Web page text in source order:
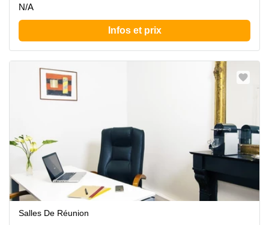
N/A
Infos et prix
Salles De Réunion